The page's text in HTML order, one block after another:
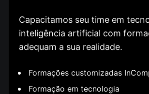
Capacitamos seu time em
inteligência artificial com
adequam a sua realidade.
Formações customizadas
Formação em tecnologia